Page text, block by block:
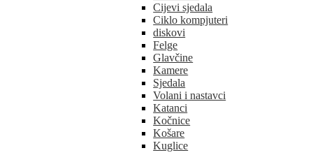
Cijevi sjedala
Ciklo kompjuteri
diskovi
Felge
Glavčine
Kamere
Sjedala
Volani i nastavci
Katanci
Kočnice
Košare
Kuglice